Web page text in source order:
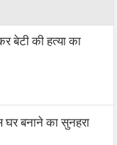
बेटी की हत्या का
घर बनाने का सुनहरा